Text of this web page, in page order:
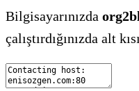
Bilgisayarınızda
çalıştırdığınızda alt